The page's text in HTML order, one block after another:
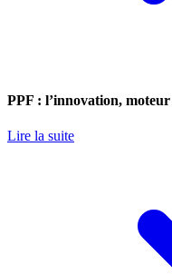
PPF : l’innovation,
Lire la suite